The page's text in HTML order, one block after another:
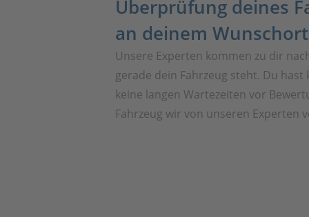
Überprüfung deines
an deinem Wunschort
Unsere Experten kommen zu dir
gerade dein Fahrzeug steht. Du
keine langen Wartezeiten vor
Fahrzeug wir von unseren Experten